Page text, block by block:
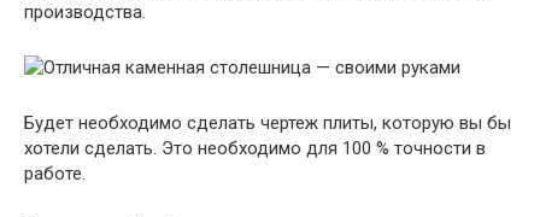
производства.
Будет необходимо сделать чертеж плиты, которую вы бы
хотели сделать. Это необходимо для 100 % точности в
работе.